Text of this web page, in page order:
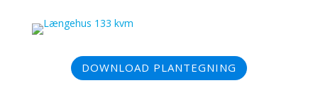
DOWNLOAD PLANTEGNING